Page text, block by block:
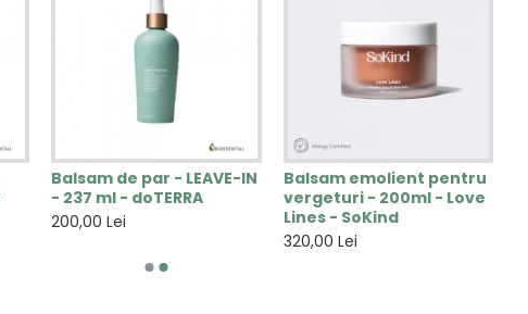
Balsam de par - LEAVE-IN
- 237 ml - doTERRA
200,00 Lei
Balsam emolient pentru
vergeturi - 200ml - Love
Lines - SoKind
320,00 Lei